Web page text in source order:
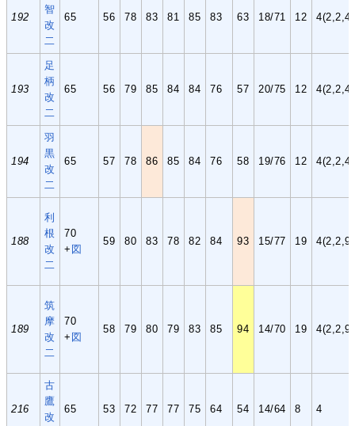
192
智
改
二
65 56 78 83 81 85 83 63 18/71 12
193
足
柄
改
二
65 56 79 85 84 84 76 57 20/75 12
194
羽
黒
改
二
65 57 78 86 85 84 76 58 19/76 12
188
利
根
改
二
70
+ 図
59 80 83 78 82 84 93 15/77 19
189
筑
摩
改
二
70
+ 図
58 79 80 79 83 85 94 14/70 19
216
古
鷹
改
65 53 72 77 77 75 64 54 14/64 8 4